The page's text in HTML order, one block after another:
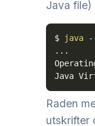
Java file)
$ java
.. .
Java
Raden
utskrifter